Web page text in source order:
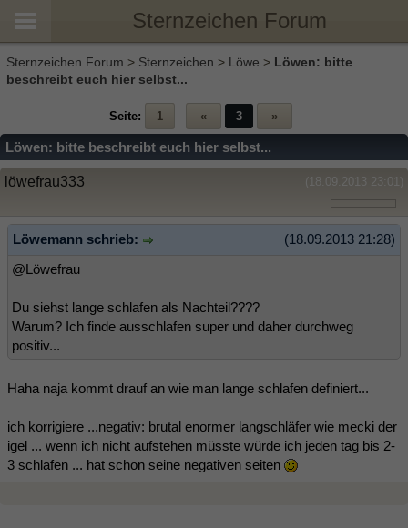
Sternzeichen Forum
Sternzeichen Forum > Sternzeichen > Löwe > Löwen: bitte
beschreibt euch hier selbst...
Seite: 1 « 3 »
Löwen: bitte beschreibt euch hier selbst...
(18.09.2013 23:01)
löwefrau333
(18.09.2013 21:28)
Löwemann schrieb:
@Löwefrau
Du siehst lange schlafen als Nachteil????
Warum? Ich finde ausschlafen super und daher durchweg
positiv...
Haha naja kommt drauf an wie man lange schlafen definiert...
ich korrigiere ...negativ: brutal enormer langschläfer wie mecki der
igel ... wenn ich nicht aufstehen müsste würde ich jeden tag bis 2-
3 schlafen ... hat schon seine negativen seiten